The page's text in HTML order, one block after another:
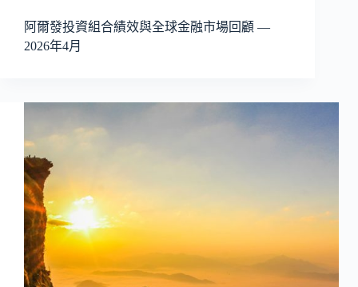
阿爾發投資組合績效與全球金融市場回顧 —
2026年4月